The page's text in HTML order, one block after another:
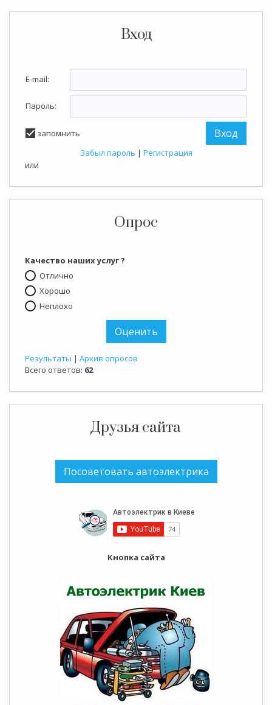
Вход
E-mail:
Пароль:
запомнить
Забыл пароль | Регистрация
или
Опрос
Качество наших услуг ?
Отлично
Хорошо
Неплохо
Результаты | Архив опросов
Всего ответов: 62
Друзья сайта
Кнопка сайта